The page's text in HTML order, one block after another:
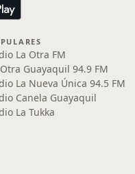
La Otra FM
Guayaquil 94.9 FM
La Nueva Única 94.5 FM
Canela Guayaquil
La Tukka